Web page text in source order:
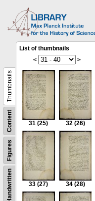
Handwritten
Figures
Content
Thumbnails
List of thumbnails
<
>
31 (25) 32 (26)
33 (27) 34 (28)